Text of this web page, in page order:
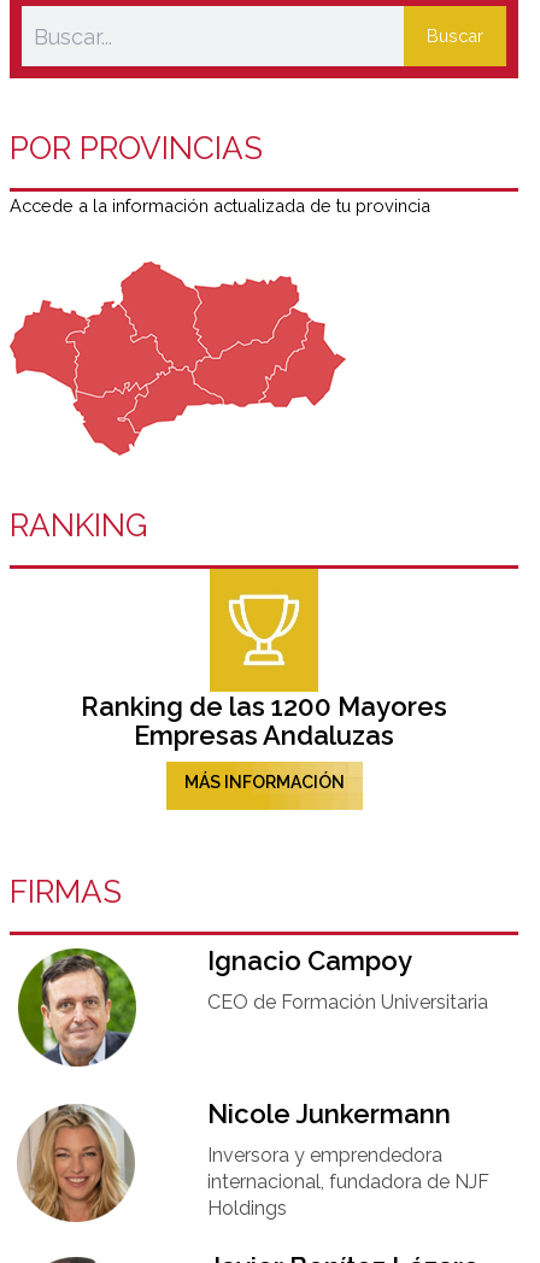
Buscar
POR PROVINCIAS
Accede a la información actualizada de tu provincia
RANKING
Ranking de las 1200 Mayores
Empresas Andaluzas
MÁS INFORMACIÓN
FIRMAS
Ignacio Campoy​
CEO de Formación Universitaria​
Nicole Junkermann​
Inversora y emprendedora
internacional, fundadora de NJF
Holdings